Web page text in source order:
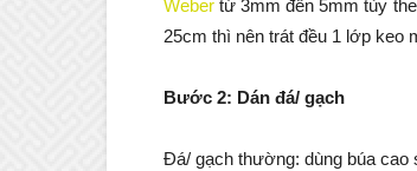
Weber từ 3mm đến 5mm tùy
25cm thì nên trát đều 1 lớp keo
Bước 2: Dán đá/ gạch
Đá/ gạch thường: dùng búa cao